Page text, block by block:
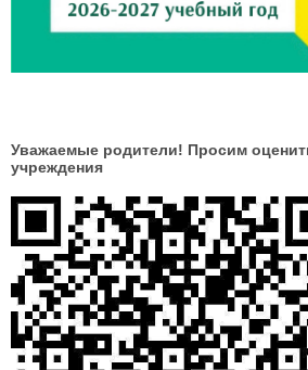
Уважаемые родители! Просим
учреждения